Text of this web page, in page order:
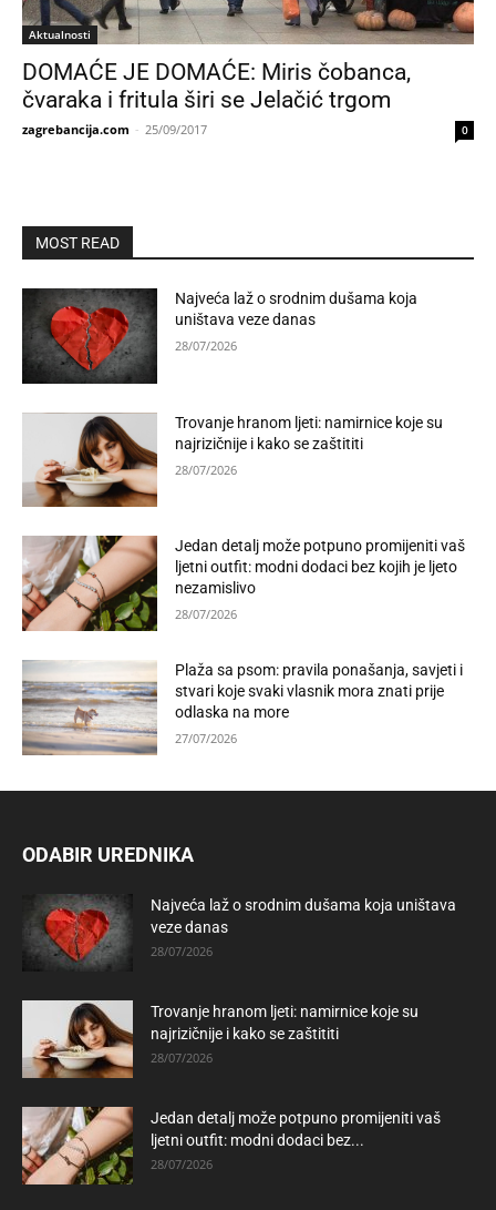
Aktualnosti
DOMAĆE JE DOMAĆE: Miris čobanca,
čvaraka i fritula širi se Jelačić trgom
zagrebancija.com - 25/09/2017 0
MOST READ
Najveća laž o srodnim dušama koja
uništava veze danas
28/07/2026
Trovanje hranom ljeti: namirnice koje su
najrizičnije i kako se zaštititi
28/07/2026
Jedan detalj može potpuno promijeniti vaš
ljetni outfit: modni dodaci bez kojih je ljeto
nezamislivo
28/07/2026
Plaža sa psom: pravila ponašanja, savjeti i
stvari koje svaki vlasnik mora znati prije
odlaska na more
27/07/2026
ODABIR UREDNIKA
Najveća laž o srodnim dušama koja uništava
veze danas
28/07/2026
Trovanje hranom ljeti: namirnice koje su
najrizičnije i kako se zaštititi
28/07/2026
Jedan detalj može potpuno promijeniti vaš
ljetni outfit: modni dodaci bez...
28/07/2026